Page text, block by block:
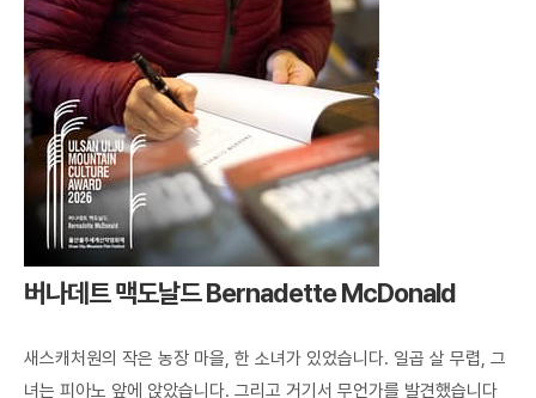
버나데트 맥도날드 Bernadette McDonald
새스캐처원의 작은 농장 마을, 한 소녀가 있었습니다. 일곱 살 무렵, 그
녀는 피아노 앞에 앉았습니다. 그리고 거기서 무언가를 발견했습니다